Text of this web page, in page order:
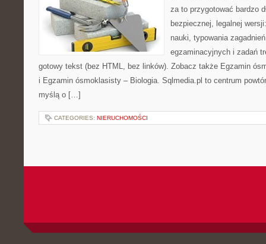
za to przygotować bardzo
bezpiecznej, legalnej
nauki, typowania
egzaminacyjnych i zadań
gotowy tekst (bez HTML, bez linków). Zobacz także Egzamin
i Egzamin ósmoklasisty – Biologia. Sqlmedia.pl to centrum
myślą o […]
CATEGORIES: NIERUCHOMOŚCI